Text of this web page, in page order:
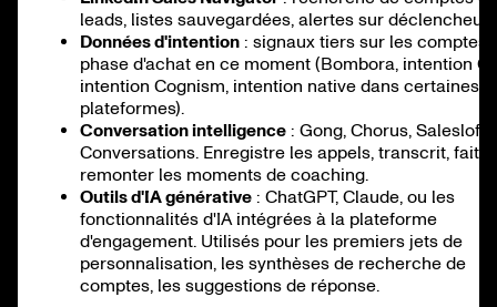
leads, listes sauvegardées, alertes sur
Données d'intention : signaux tiers sur les comptes
phase d'achat en ce moment (Bombora, intention
intention Cognism, intention native dans certaines
plateformes).
Conversation intelligence : Gong, Chorus, Salesloft
Conversations. Enregistre les appels, transcrit, fait
remonter les moments de coaching.
Outils d'IA générative : ChatGPT, Claude, ou les
fonctionnalités d'IA intégrées à la plateforme
d'engagement. Utilisés pour les premiers jets de
personnalisation, les synthèses de recherche de
comptes, les suggestions de réponse.